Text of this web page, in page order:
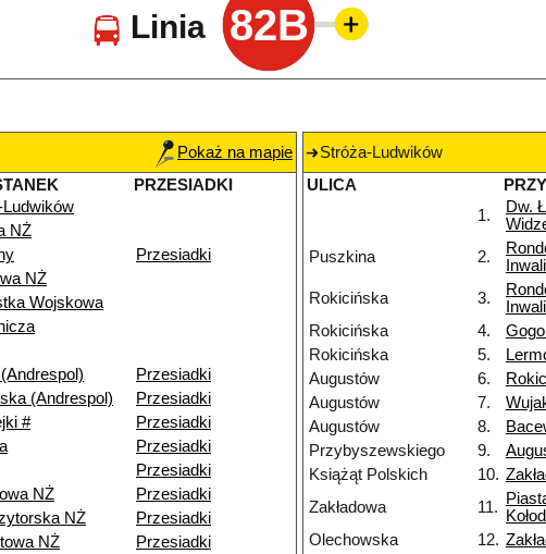
Linia 82B
Pokaż na mapie
PRZESIADKI
Ludwików
NŻ
Przesiadki
NŻ
Wojskowa
Przesiadki
(Andrespol)
Przesiadki
#
Przesiadki
Przesiadki
Przesiadki
NŻ
Przesiadki
NŻ
Przesiadki
NŻ
Przesiadki
Stróża-Ludwików
ULICA
1.
Dw.
Puszkina 2.
Rokicińska 3.
Rokicińska 4.
Rokicińska
5.
Augustów
6.
Augustów
7.
Augustów
8.
Przybyszewskiego
9.
Książąt Polskich
10.
Zakładowa
11.
Olechowska 12.